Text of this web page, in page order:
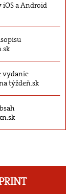
iOS a Android
vydanie
týždeň.sk